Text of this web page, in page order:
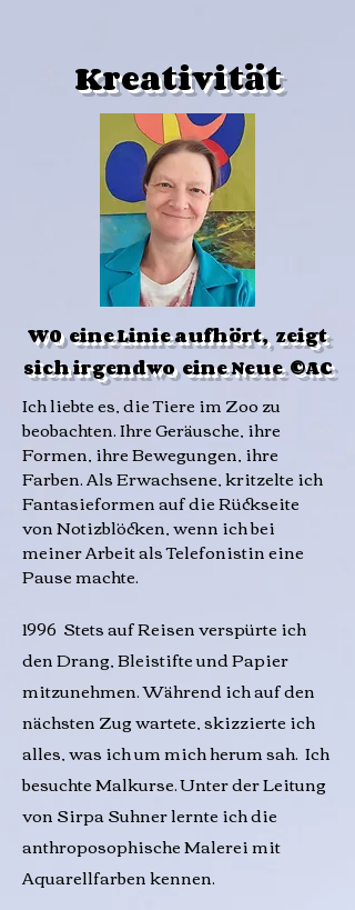
Kreativität
W0 eine Linie aufhört, zeigt
sich irgendwo eine Neue ©AC
Ich liebte es, die Tiere im Zoo zu
beobachten. Ihre Geräusche, ihre
Formen, ihre Bewegungen, ihre
Farben. Als Erwachsene, kritzelte ich
Fantasieformen auf die Rückseite
von Notizblöcken, wenn ich bei
meiner Arbeit als Telefonistin eine
Pause machte.
1996 Stets auf Reisen verspürte ich
den Drang, Bleistifte und Papier
mitzunehmen. Während ich auf den
nächsten Zug wartete, skizzierte ich
alles, was ich um mich herum sah. Ich
besuchte Malkurse. Unter der Leitung
von Sirpa Suhner lernte ich die
anthroposophische Malerei mit
Aquarellfarben kennen.